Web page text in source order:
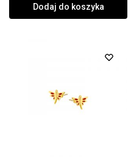
Dodaj do koszyka